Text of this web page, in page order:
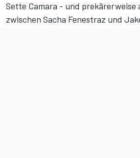
Sette Camara - und prekärerweise
zwischen Sacha Fenestraz und